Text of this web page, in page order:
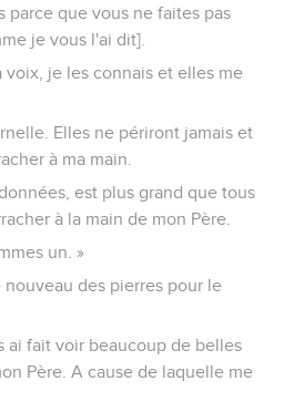
parce que vous ne faites pas
je vous l'ai dit].
voix, je les connais et elles me
Elles ne périront jamais et
à ma main.
est plus grand que tous
à la main de mon Père.
un. »
des pierres pour le
ai fait voir beaucoup de belles
Père. A cause de laquelle me